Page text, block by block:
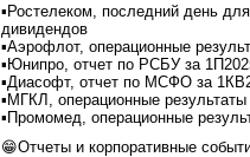
▪️Ростелеком, последний день
дивидендов
▪️Аэрофлот, операционные
▪️Юнипро, отчет по РСБУ за
▪️Диасофт, отчет по МСФО за
▪️МГКЛ, операционные
▪️Промомед, операционные
😁Отчеты и корпоративные